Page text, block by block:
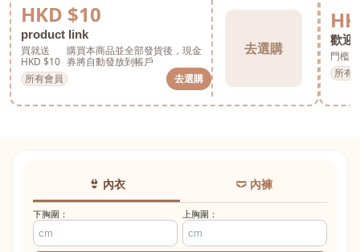
HKD $10
product link
買就送
HKD $10
購買本商品並全部發貨後，現金
券將自動發放到帳戶
所有會員
去選購
去選購
歡迎
門檻
所有
👙 內衣 🩲 內褲
下胸圍： 上胸圍：